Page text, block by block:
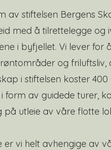
av stiftelsen Bergens
med å tilrettelegge og
i byfjellet. Vi lever for
og friluftsliv,
i stiftelsen koster
form av guidede turer,
på utleie av våre flotte
er vi helt avhengige av